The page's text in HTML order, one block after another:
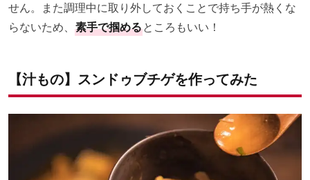
せん。また調理中に取り外しておくことで持ち手が熱くな
らないため、 素手で掴めるところもいい！
【汁もの】スンドゥブチゲを作ってみた